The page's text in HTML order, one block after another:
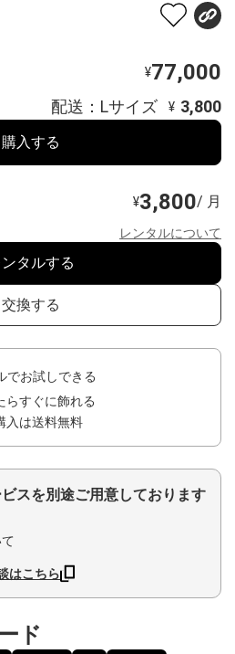
¥77,000
配送：Lサイズ ¥ 3,800
購入する
¥3,800/ 月
レンタルについて
ンタルする
交換する
でお試しできる
らすぐに飾れる
入は送料無料
スを別途ご用意しております
はこちら
ド